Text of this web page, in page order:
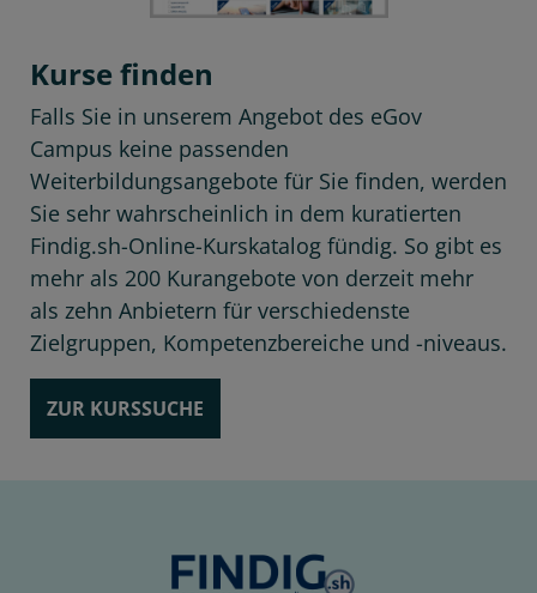
Kurse finden
Falls Sie in unserem Angebot des eGov
Campus keine passenden
Weiterbildungsangebote für Sie finden, werden
Sie sehr wahrscheinlich in dem kuratierten
Findig.sh-Online-Kurskatalog fündig. So gibt es
mehr als 200 Kurangebote von derzeit mehr
als zehn Anbietern für verschiedenste
Zielgruppen, Kompetenzbereiche und -niveaus.
ZUR KURSSUCHE